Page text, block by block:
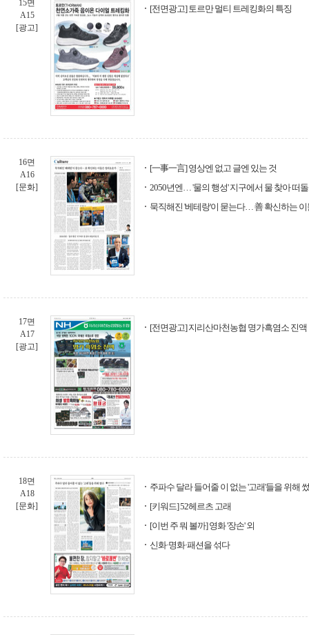
15면
A15
[광고]
[전면광고] 토르만 멀티 트레킹화의 특징
16면
A16
[문화]
[一事一言] 영상엔 없고 글엔 있는 것
2050년엔… '물의 행성' 지구에서 물 찾아 떠
묵직해진 '베테랑'이 묻는다… 善 확신하는
17면
A17
[광고]
[전면광고] 지리산마천농협 명가흑염소 진액
18면
A18
[문화]
주파수 달라 들어줄 이 없는 '고래'들을 위해
[키워드] 52헤르츠 고래
[이번 주 뭐 볼까] 영화 '장손' 외
신화·명화·패션을 섞다